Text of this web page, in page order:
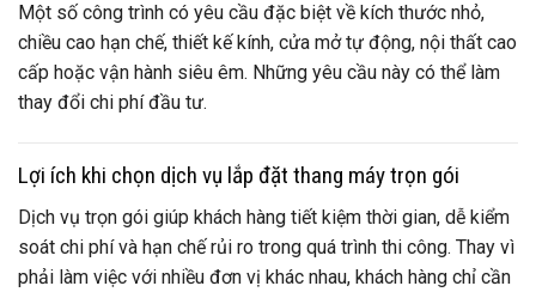
Một số công trình có yêu cầu đặc biệt về kích thước nhỏ,
chiều cao hạn chế, thiết kế kính, cửa mở tự động, nội thất cao
cấp hoặc vận hành siêu êm. Những yêu cầu này có thể làm
thay đổi chi phí đầu tư.
Lợi ích khi chọn dịch vụ lắp đặt thang máy trọn gói
Dịch vụ trọn gói giúp khách hàng tiết kiệm thời gian, dễ kiểm
soát chi phí và hạn chế rủi ro trong quá trình thi công. Thay vì
phải làm việc với nhiều đơn vị khác nhau, khách hàng chỉ cần